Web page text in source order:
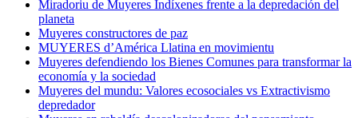
Miradoriu de Muyeres Indíxenes frente a la depredación del
planeta
Muyeres constructores de paz
MUYERES d’América Llatina en movimientu
Muyeres defendiendo los Bienes Comunes para transformar la
economía y la sociedad
Muyeres del mundu: Valores ecosociales vs Extractivismo
depredador